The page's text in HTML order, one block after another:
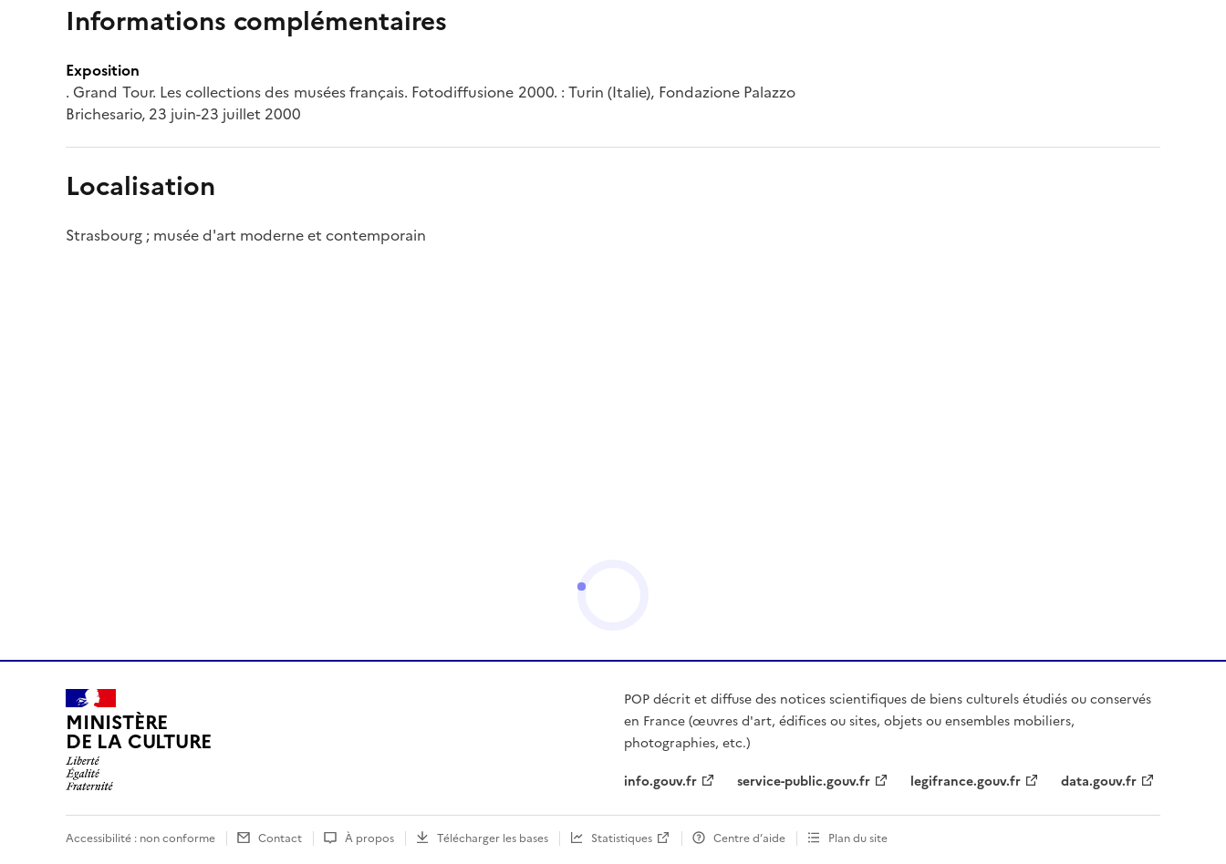
Informations complémentaires
Exposition
. Grand Tour. Les collections des musées français. Fotodiffusione 2000. : Turin (Italie), Fondazione Palazzo
Brichesario, 23 juin-23 juillet 2000
Localisation
Strasbourg ; musée d'art moderne et contemporain
MINISTÈRE
DE LA CULTURE
POP décrit et diffuse des notices scientifiques de biens culturels étudiés ou conservés
en France (œuvres d'art, édifices ou sites, objets ou ensembles mobiliers,
photographies, etc.)
info.gouv.fr
service-public.gouv.fr legifrance.gouv.fr data.gouv.fr
Accessibilité : non conforme Contact À propos Télécharger les bases Statistiques Centre d’aide Plan du site